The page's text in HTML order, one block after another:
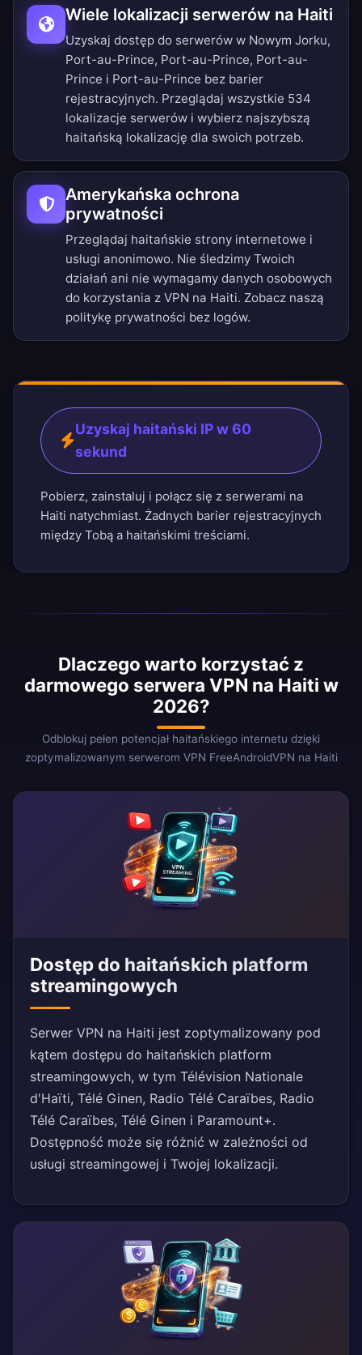
Wiele lokalizacji serwerów na Haiti
Uzyskaj dostęp do serwerów w Nowym Jorku,
Port-au-Prince, Port-au-Prince, Port-au-
Prince i Port-au-Prince bez barier
rejestracyjnych. Przeglądaj wszystkie 534
lokalizacje serwerów i wybierz najszybszą
haitańską lokalizację dla swoich potrzeb.
Amerykańska ochrona
prywatności
Przeglądaj haitańskie strony internetowe i
usługi anonimowo. Nie śledzimy Twoich
działań ani nie wymagamy danych osobowych
do korzystania z VPN na Haiti. Zobacz naszą
politykę prywatności bez logów.
Uzyskaj haitański IP w 60
sekund
Pobierz, zainstaluj i połącz się z serwerami na
Haiti natychmiast. Żadnych barier rejestracyjnych
między Tobą a haitańskimi treściami.
Dlaczego warto korzystać z
darmowego serwera VPN na Haiti w
2026?
Odblokuj pełen potencjał haitańskiego internetu dzięki
zoptymalizowanym serwerom VPN FreeAndroidVPN na Haiti
Dostęp do haitańskich platform
streamingowych
Serwer VPN na Haiti jest zoptymalizowany pod
kątem dostępu do haitańskich platform
streamingowych, w tym Télévision Nationale
d'Haïti, Télé Ginen, Radio Télé Caraïbes, Radio
Télé Caraïbes, Télé Ginen i Paramount+.
Dostępność może się różnić w zależności od
usługi streamingowej i Twojej lokalizacji.